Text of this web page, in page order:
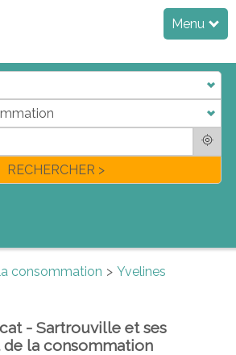
Menu
RECHERCHER >
consommation
Yvelines
- Sartrouville et ses
la consommation